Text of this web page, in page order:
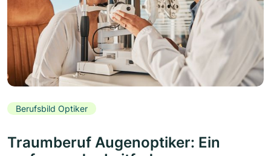
Berufsbild Optiker
Traumberuf Augenoptiker: Ein